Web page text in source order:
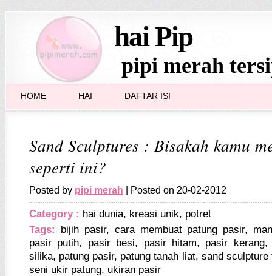
hai Pip
pipi merah
HOME HAI DAFTAR ISI
Sand Sculptures : Bisakah kamu
seperti ini?
Posted by pipi merah | Posted on 20-02-2012
Category : hai dunia, kreasi unik, potret
Tags: bijih pasir, cara membuat patung pasir,
pasir putih, pasir besi, pasir hitam, pasir kerang
silika, patung pasir, patung tanah liat, sand sculpture
seni ukir patung, ukiran pasir